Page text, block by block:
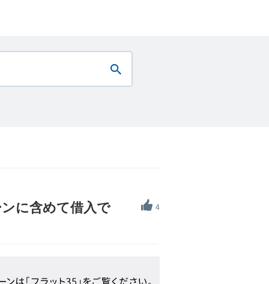
4
に含めて借入で